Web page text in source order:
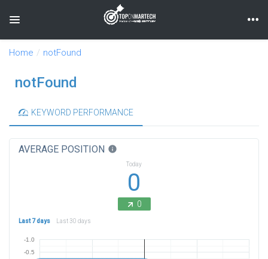
Toggle navigation
Home notFound
notFound
KEYWORD PERFORMANCE
AVERAGE POSITION info
Today
0
0
Last 7 days Last 30 days
-1.0
-0.5